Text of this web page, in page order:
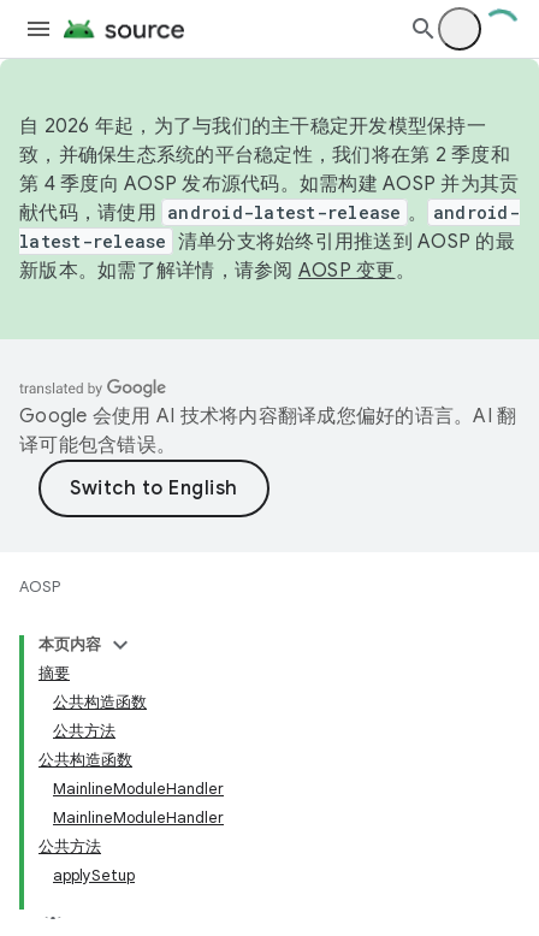
自 2026 年起，为了与我们的主干稳定开发模型保持一
致，并确保生态系统的平台稳定性，我们将在第 2 季度和
第 4 季度向 AOSP 发布源代码。如需构建 AOSP 并为其贡
献代码，请使用 android-latest-release 。
android-
latest-release 清单分支将始终引用推送到 AOSP 的最
新版本。如需了解详情，请参阅 AOSP 变更。
Google 会使用 AI 技术将内容翻译成您偏好的语言。AI 翻
译可能包含错误。
AOSP
本页内容
摘要
公共构造函数
公共方法
公共构造函数
MainlineModuleHandler
MainlineModuleHandler
公共方法
applySetup